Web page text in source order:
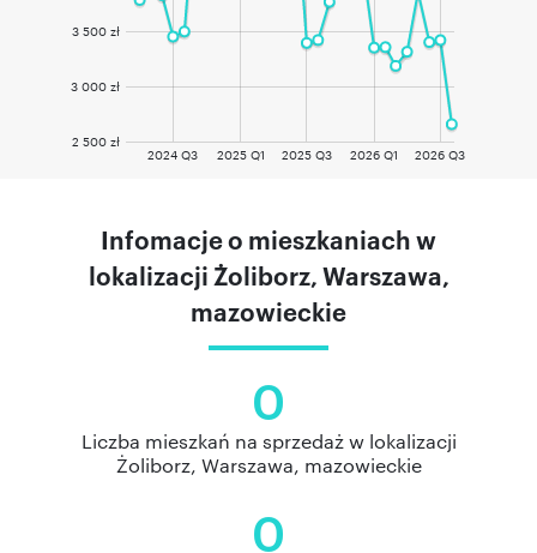
2024 Q3 2025 Q1 2025 Q3 2026 Q1 2026 Q3
2 500 zł
3 000 zł
3 500 zł
Infomacje o mieszkaniach w
lokalizacji Żoliborz, Warszawa,
mazowieckie
0
Liczba mieszkań na sprzedaż w lokalizacji
Żoliborz, Warszawa, mazowieckie
0